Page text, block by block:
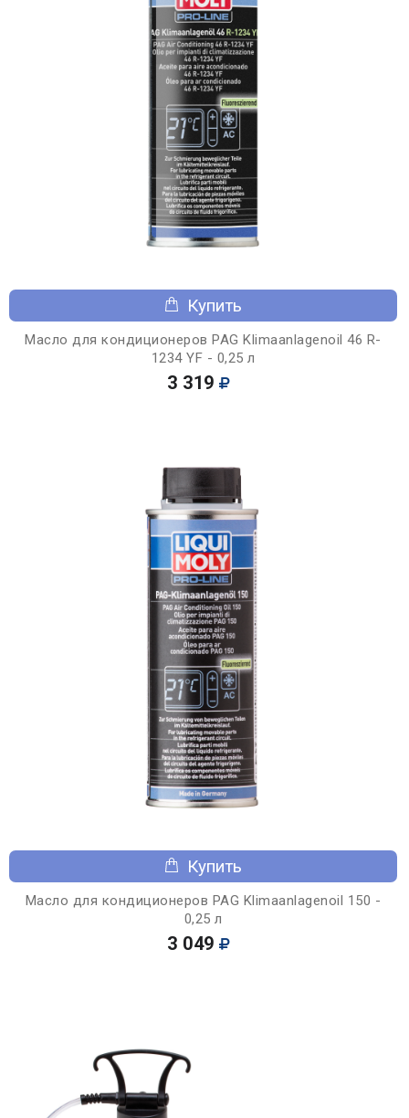
Купить
Масло для кондиционеров PAG Klimaanlagenoil 46 R-
1234 YF - 0,25 л
3 319
Купить
Масло для кондиционеров PAG Klimaanlagenoil 150 -
0,25 л
3 049